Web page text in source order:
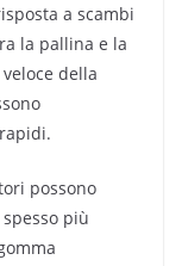
a scambi
la pallina e la
della
possono
più